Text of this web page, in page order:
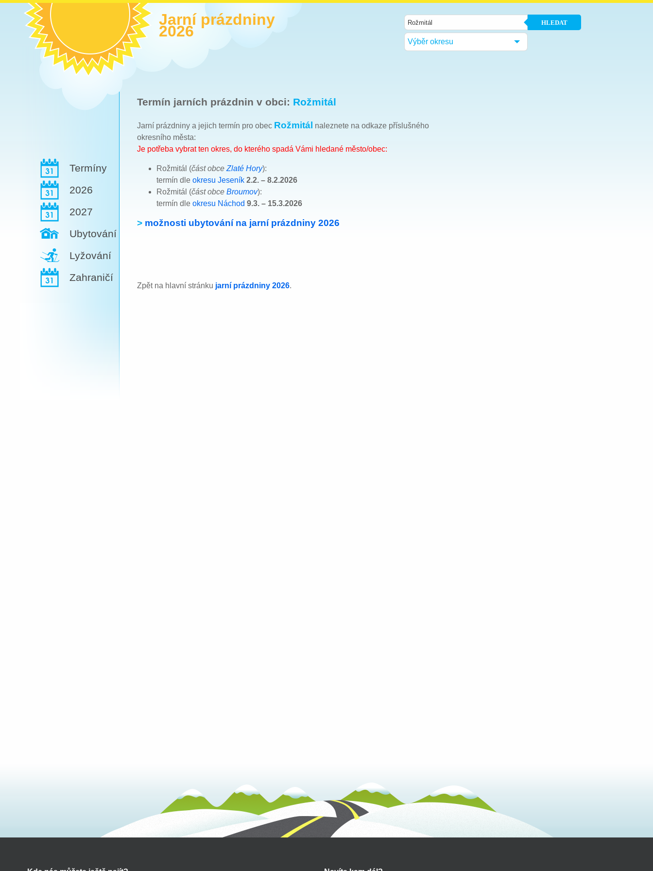
Jarní prázdniny
2026 HLEDAT
Výběr okresu
Termíny
2026
2027
Ubytování
Lyžování
Zahraničí
Termín jarních prázdnin v obci: Rožmitál
Jarní prázdniny a jejich termín pro obec Rožmitál naleznete na odkaze příslušného
okresního města:
Je potřeba vybrat ten okres, do kterého spadá Vámi hledané město/obec:
Rožmitál (část obce Zlaté Hory):
termín dle okresu Jeseník 2.2. – 8.2.2026
Rožmitál (část obce Broumov):
termín dle okresu Náchod 9.3. – 15.3.2026
> možnosti ubytování na jarní prázdniny 2026
Zpět na hlavní stránku jarní prázdniny 2026.